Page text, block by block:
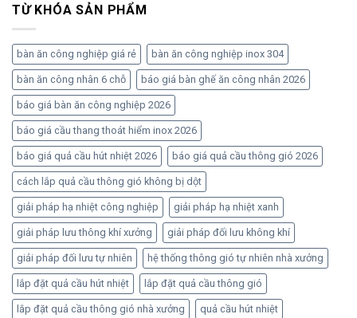
TỪ KHÓA SẢN PHẨM
bàn ăn công nghiệp giá rẻ bàn ăn công nghiệp inox 304
bàn ăn công nhân 6 chỗ báo giá bàn ghế ăn công nhân 2026
báo giá bàn ăn công nghiệp 2026
báo giá cầu thang thoát hiểm inox 2026
báo giá quả cầu hút nhiệt 2026 báo giá quả cầu thông gió 2026
cách lắp quả cầu thông gió không bị dột
giải pháp hạ nhiệt công nghiệp giải pháp hạ nhiệt xanh
giải pháp lưu thông khí xưởng giải pháp đối lưu không khí
giải pháp đối lưu tự nhiên hệ thống thông gió tự nhiên nhà xưởng
lắp đặt quả cầu hút nhiệt lắp đặt quả cầu thông gió
lắp đặt quả cầu thông gió nhà xưởng quả cầu hút nhiệt